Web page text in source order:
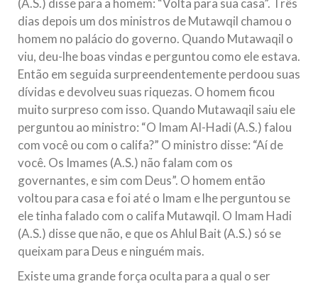
(A.S.) disse para a homem: “Volta para sua casa”. Três
dias depois um dos ministros de Mutawqil chamou o
homem no palácio do governo. Quando Mutawaqil o
viu, deu-lhe boas vindas e perguntou como ele estava.
Então em seguida surpreendentemente perdoou suas
dívidas e devolveu suas riquezas. O homem ficou
muito surpreso com isso. Quando Mutawaqil saiu ele
perguntou ao ministro: “O Imam Al-Hadi (A.S.) falou
com você ou com o califa?” O ministro disse: “Aí de
você. Os Imames (A.S.) não falam com os
governantes, e sim com Deus”. O homem então
voltou para casa e foi até o Imam e lhe perguntou se
ele tinha falado com o califa Mutawqil. O Imam Hadi
(A.S.) disse que não, e que os Ahlul Bait (A.S.) só se
queixam para Deus e ninguém mais.
Existe uma grande força oculta para a qual o ser